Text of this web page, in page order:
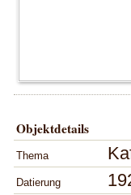
Objektdetails
Thema
Datierung